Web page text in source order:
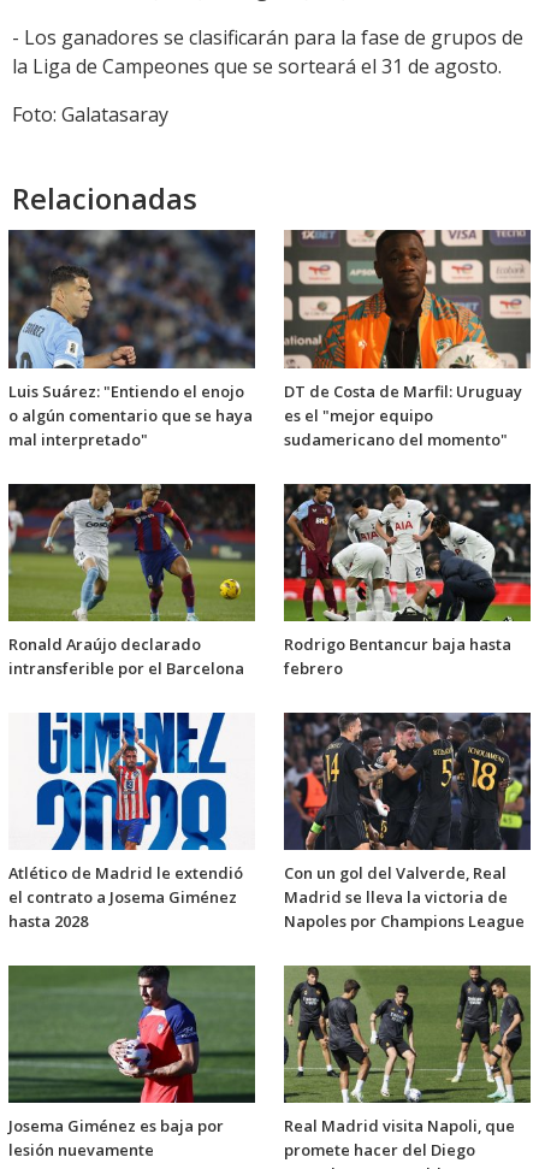
- Los ganadores se clasificarán para la fase de grupos de
la Liga de Campeones que se sorteará el 31 de agosto.
Foto: Galatasaray
Relacionadas
Luis Suárez: "Entiendo el enojo
o algún comentario que se haya
mal interpretado"
DT de Costa de Marfil: Uruguay
es el "mejor equipo
sudamericano del momento"
Ronald Araújo declarado
intransferible por el Barcelona
Rodrigo Bentancur baja hasta
febrero
Atlético de Madrid le extendió
el contrato a Josema Giménez
hasta 2028
Con un gol del Valverde, Real
Madrid se lleva la victoria de
Napoles por Champions League
Josema Giménez es baja por
lesión nuevamente
Real Madrid visita Napoli, que
promete hacer del Diego